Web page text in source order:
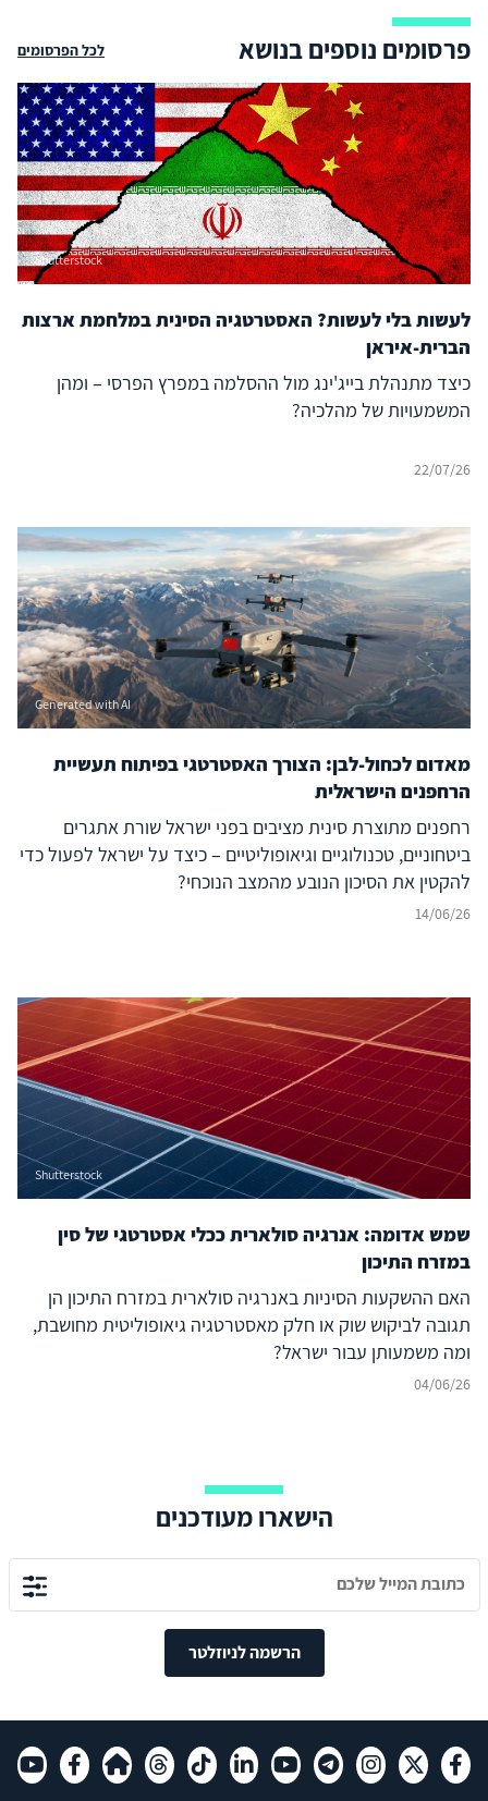
פרסומים נוספים בנושא לכל הפרסומים
Shutterstock
לעשות בלי לעשות? האסטרטגיה הסינית במלחמת ארצות
הברית-איראן
כיצד מתנהלת בייג'ינג מול ההסלמה במפרץ הפרסי – ומהן
המשמעויות של מהלכיה?
22/07/26
Generated with AI
מאדום לכחול-לבן: הצורך האסטרטגי בפיתוח תעשיית
הרחפנים הישראלית
רחפנים מתוצרת סינית מציבים בפני ישראל שורת אתגרים
ביטחוניים, טכנולוגיים וגיאופוליטיים – כיצד על ישראל לפעול כדי
להקטין את הסיכון הנובע מהמצב הנוכחי?
14/06/26
Shutterstock
שמש אדומה: אנרגיה סולארית ככלי אסטרטגי של סין
במזרח התיכון
האם ההשקעות הסיניות באנרגיה סולארית במזרח התיכון הן
תגובה לביקוש שוק או חלק מאסטרטגיה גיאופוליטית מחושבת,
ומה משמעותן עבור ישראל?
04/06/26
הישארו מעודכנים
הרשמה לניוזלטר